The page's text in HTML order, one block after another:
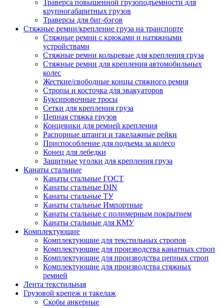
Траверса повышенной грузоподъемности для
крупногабаритных грузов
Траверсы для биг-бэгов
Стяжные ремни/крепление груза на транспорте
Стяжные ремни с крюками и натяжными
устройствами
Стяжные ремни кольцевые для крепления груза
Стяжные ремни для крепления автомобильных
колес
Жесткие/свободные концы стяжного ремня
Стропы и косточка для эвакуаторов
Буксировочные тросы
Сетки для крепления груза
Цепная стяжка грузов
Концевики для ремней крепления
Распорные штанги и такелажные рейки
Приспособление для подъема за колесо
Конец для лебедки
Защитные уголки для крепления груза
Канаты стальные
Канаты стальные ГОСТ
Канаты стальные DIN
Канаты стальные ТУ
Канаты стальные Импортные
Канаты стальные с полимерным покрытием
Канаты стальные для КМУ
Комплектующие
Комплектующие для текстильных стропов
Комплектующие для производства канатных строп
Комплектующие для производства цепных строп
Комплектующие для производства стяжных
ремней
Лента текстильная
Грузовой крепеж и такелаж
Скобы анкерные